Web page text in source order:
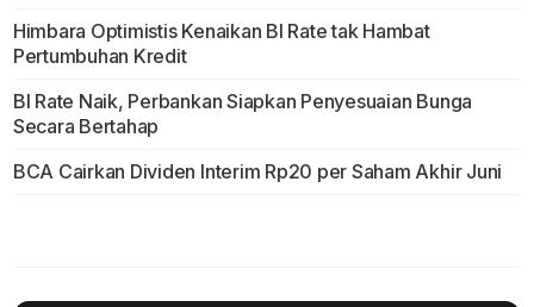
Himbara Optimistis Kenaikan BI Rate tak Hambat
Pertumbuhan Kredit
BI Rate Naik, Perbankan Siapkan Penyesuaian Bunga
Secara Bertahap
BCA Cairkan Dividen Interim Rp20 per Saham Akhir Juni